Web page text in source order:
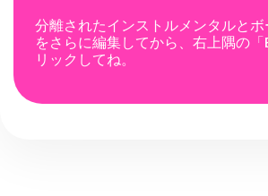
分離されたインストルメンタルとボ
をさらに編集してから、右上隅の
リックしてね。